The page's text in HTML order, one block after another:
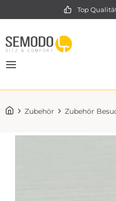
Top
Zubehör Zubehör